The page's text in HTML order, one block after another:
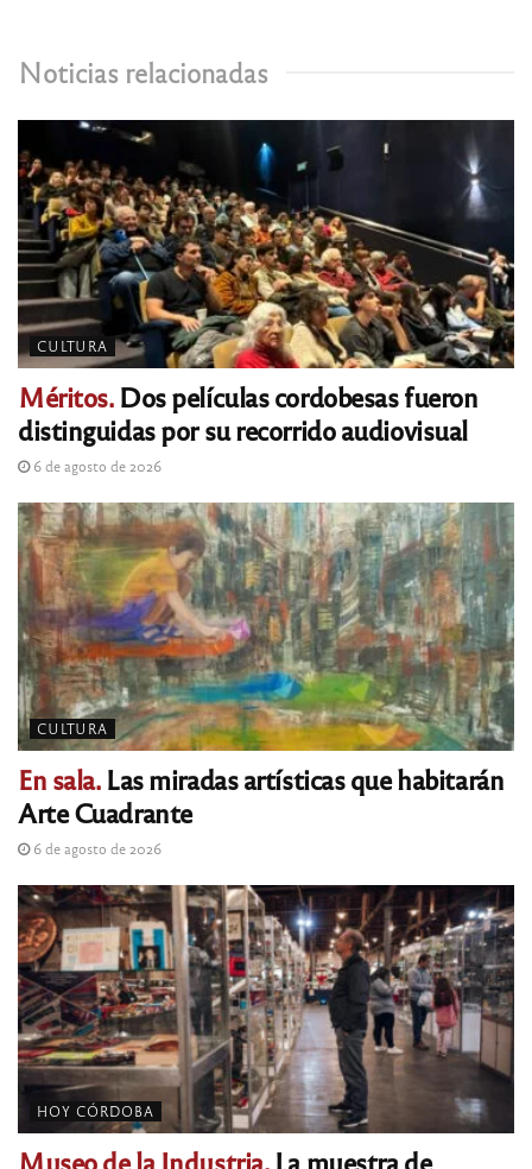
Noticias relacionadas
CULTURA
Méritos.Dos películas cordobesas fueron
distinguidas por su recorrido audiovisual
6 de agosto de 2026
CULTURA
En sala.Las miradas artísticas que habitarán
Arte Cuadrante
6 de agosto de 2026
HOY CÓRDOBA
Museo de la Industria.La muestra de